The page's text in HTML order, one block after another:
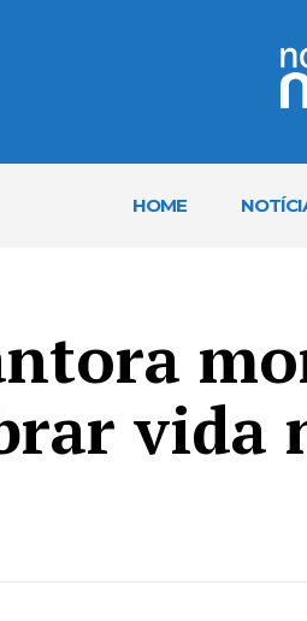
HOME
vida